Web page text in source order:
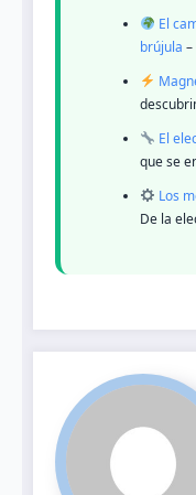
El
brújula
El
que se
Los
De la